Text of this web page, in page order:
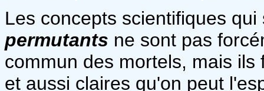
Les concepts scientifiques
permutants ne sont pas
commun des mortels, mais
et aussi claires qu'on peut